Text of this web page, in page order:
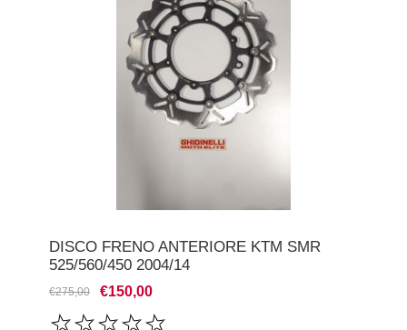
DISCO FRENO ANTERIORE KTM SMR
525/560/450 2004/14
€275,00 €150,00